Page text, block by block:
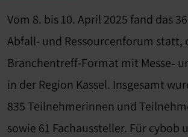
Vom 8. bis 10. April 2025 fand das
Abfall- und Ressourcenforum statt,
Branchentreff-Format mit Messe‐
in der Region Kassel. Insgesamt
835 Teilnehmerinnen und
sowie 61 Fachaussteller. Für cybob